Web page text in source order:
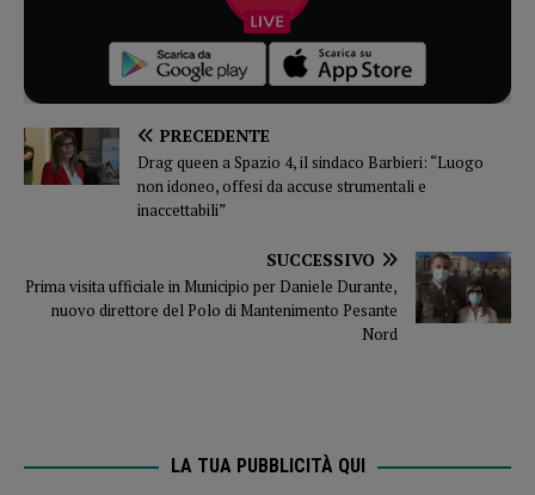
PRECEDENTE
Drag queen a Spazio 4, il sindaco Barbieri: “Luogo
non idoneo, offesi da accuse strumentali e
inaccettabili”
SUCCESSIVO
Prima visita ufficiale in Municipio per Daniele Durante,
nuovo direttore del Polo di Mantenimento Pesante
Nord
LA TUA PUBBLICITÀ QUI